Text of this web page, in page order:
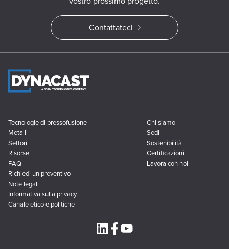
Contattateci
Tecnologie di pressofusione
Metalli
Settori
Risorse
FAQ
Chi siamo
Sedi
Sostenibilità
Certificazioni
Lavora con noi
Richiedi un preventivo
Note legali
Informativa sulla privacy
Canale etico e politiche